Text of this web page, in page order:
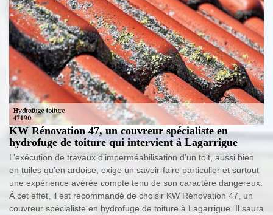
KW Rénovation 47, un couvreur spécialiste en
hydrofuge de toiture qui intervient à Lagarrigue
L’exécution de travaux d’imperméabilisation d’un toit, aussi bien
en tuiles qu’en ardoise, exige un savoir-faire particulier et surtout
une expérience avérée compte tenu de son caractère dangereux.
À cet effet, il est recommandé de choisir KW Rénovation 47, un
couvreur spécialiste en hydrofuge de toiture à Lagarrigue. Il saura